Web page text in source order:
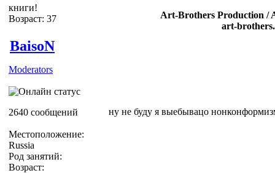
книги!
Возраст: 37
Art-Brothers Production /
art-
BaisoN
Moderators
2640 сообщений
Местоположение:
Russia
Род занятий:
Возраст:
ну не буду я выебывацо